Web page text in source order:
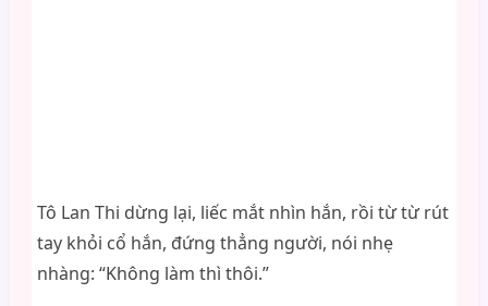
Tô Lan Thi dừng lại, liếc mắt nhìn hắn, rồi từ từ rút
tay khỏi cổ hắn, đứng thẳng người, nói nhẹ
nhàng: “Không làm thì thôi.”